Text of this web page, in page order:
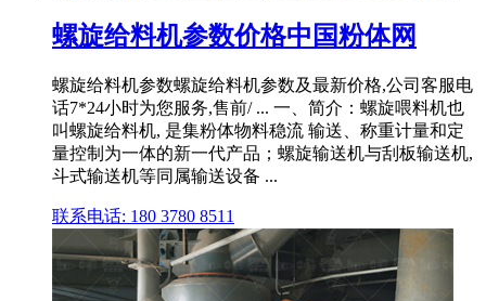
螺旋给料机参数价格中国粉体网
螺旋给料机参数螺旋给料机参数及最新价格,公司客服电
话7*24小时为您服务,售前/ ... 一、简介：螺旋喂料机也
叫螺旋给料机, 是集粉体物料稳流 输送、称重计量和定
量控制为一体的新一代产品；螺旋输送机与刮板输送机,
斗式输送机等同属输送设备 ...
联系电话: 180 3780 8511